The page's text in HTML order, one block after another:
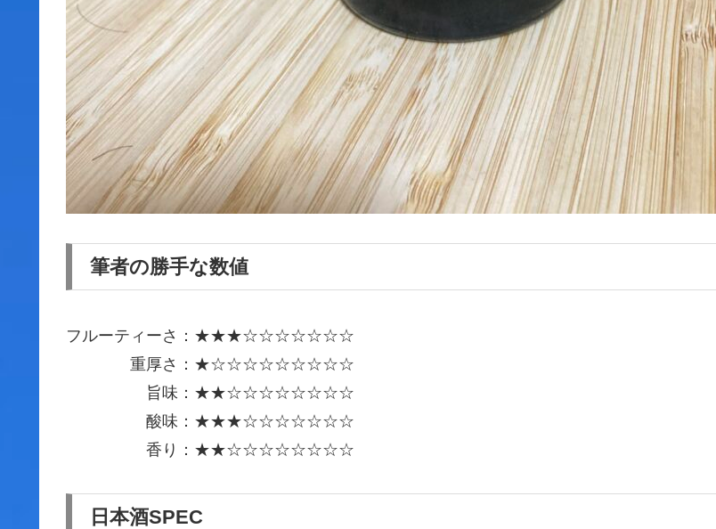
筆者の勝手な数値
フルーティーさ：★★★☆☆☆☆☆☆☆
重厚さ：★☆☆☆☆☆☆☆☆☆
旨味：★★☆☆☆☆☆☆☆☆
酸味：★★★☆☆☆☆☆☆☆
香り：★★☆☆☆☆☆☆☆☆
日本酒SPEC